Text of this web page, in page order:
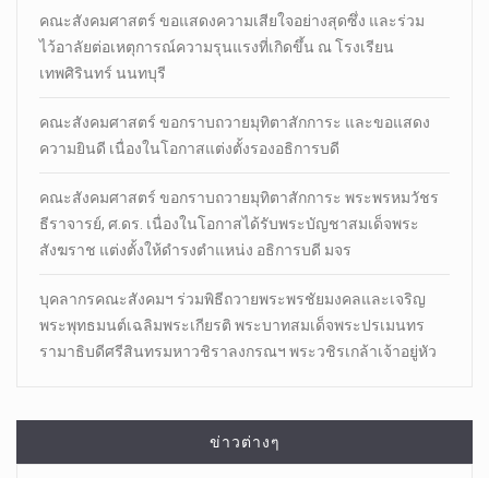
คณะสังคมศาสตร์ ขอแสดงความเสียใจอย่างสุดซึ่ง และร่วม
ไว้อาลัยต่อเหตุการณ์ความรุนแรงที่เกิดขึ้น ณ โรงเรียน
เทพศิรินทร์ นนทบุรี
คณะสังคมศาสตร์ ขอกราบถวายมุทิตาสักการะ และขอแสดง
ความยินดี เนื่องในโอกาสแต่งตั้งรองอธิการบดี
คณะสังคมศาสตร์ ขอกราบถวายมุทิตาสักการะ พระพรหมวัชร
ธีราจารย์, ศ.ดร. เนื่องในโอกาสได้รับพระบัญชาสมเด็จพระ
สังฆราช แต่งตั้งให้ดำรงตำแหน่ง อธิการบดี มจร
บุคลากรคณะสังคมฯ ร่วมพิธีถวายพระพรชัยมงคลและเจริญ
พระพุทธมนต์เฉลิมพระเกียรติ พระบาทสมเด็จพระปรเมนทร
รามาธิบดีศรีสินทรมหาวชิราลงกรณฯ พระวชิรเกล้าเจ้าอยู่หัว
ข่าวต่างๆ